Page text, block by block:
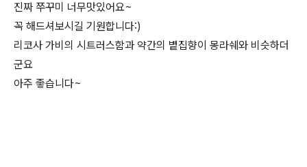
진짜 쭈꾸미 너무맛있어요~
꼭 해드셔보시길 기원합니다:)
리코사 가비의 시트러스함과 약간의 볕집향이 몽라쉐와 비슷하더
군요
아주 좋습니다~